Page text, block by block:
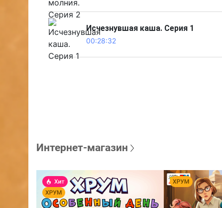
Исчезнувшая каша. Серия 1
00:28:32
Интернет-магазин